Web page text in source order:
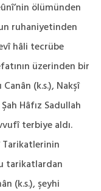
ölümünden
ruhaniyetinden
hâli tecrübe
üzerinden bir
(k.s.), Nakşî
Hâfız Sadullah
terbiye aldı.
Tarikatlerinin
tarikatlardan
(k.s.), şeyhi